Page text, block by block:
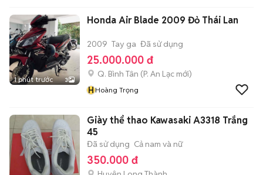
1 phút trước 3
Honda Air Blade 2009 Đỏ Thái Lan
2009 Tay ga Đã sử dụng
25.000.000 đ
Q. Bình Tân (P. An Lạc mới)
HHoàng Trọng
Giày thể thao Kawasaki A3318 Trắng
45
Đã sử dụng Cả nam và nữ
350.000 đ